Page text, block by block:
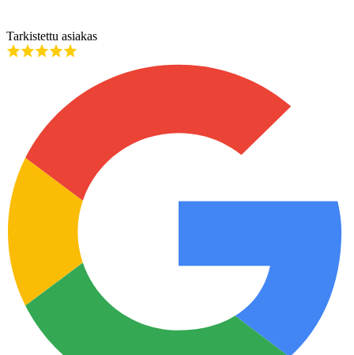
Tarkistettu asiakas